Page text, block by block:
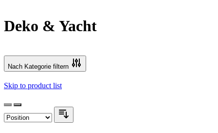
Deko & Yacht
Nach Kategorie filtern
Skip to product list